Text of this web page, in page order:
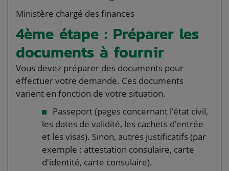
Ministère chargé des finances
4ème étape : Préparer les
documents à fournir
Vous devez préparer des documents pour
effectuer votre demande. Ces documents
varient en fonction de votre situation.
Passeport (pages concernant l'état civil,
les dates de validité, les cachets d'entrée
et les visas). Sinon, autres justificatifs (par
exemple : attestation consulaire, carte
d'identité, carte consulaire).